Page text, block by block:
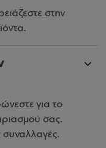
στην
για το
σας.
συναλλαγές.